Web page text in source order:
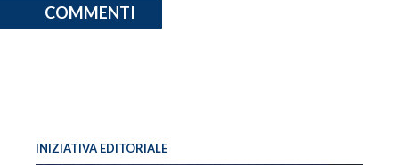
COMMENTI
INIZIATIVA EDITORIALE